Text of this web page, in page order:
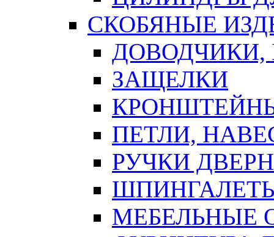
СКОБЯНЫЕ
ЗАЩЕЛКИ
ПЕТЛИ,
РУЧКИ
МЕБЕЛЬНЫЕ